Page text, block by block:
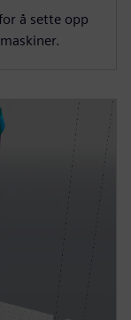
å sette opp